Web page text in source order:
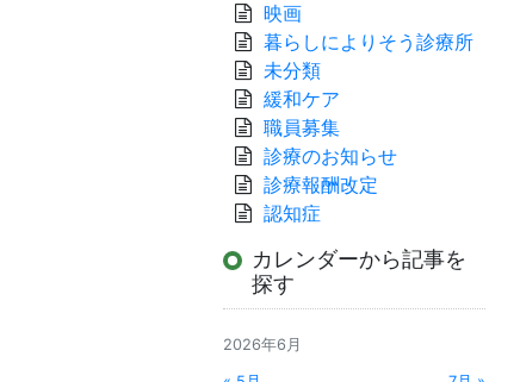
映画
暮らしによりそう診療所
未分類
緩和ケア
職員募集
診療のお知らせ
診療報酬改定
認知症
カレンダーから記事を
探す
2026年6月